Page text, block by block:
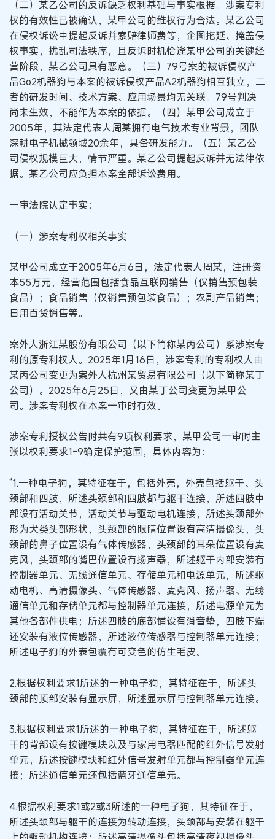
（二）某乙公司的反诉缺乏权利基础与事实根据。涉案专利
权的有效性已被确认，某甲公司的维权行为合法。某乙公司
在侵权诉讼中提起反诉并索赔律师费等，企图拖延、掩盖侵
权事实，扰乱司法秩序，且反诉时机恰逢某甲公司的关键经
营阶段，某乙公司具有恶意。（三）79号案的被诉侵权产
品Go2机器狗与本案的被诉侵权产品A2机器狗相互独立，二
者的研发时间、技术方案、应用场景均无关联。79号判决
尚未生效，不能作为本案的依据。（四）某甲公司成立于
2005年，其法定代表人周某拥有电气技术专业背景，团队
深耕电子机械领域20余年，具备研发能力。（五）某乙公
司侵权规模巨大，情节严重。某乙公司提起反诉并无法律依
据。某乙公司应负担本案全部诉讼费用。
一审法院认定事实：
（一）涉案专利权相关事实
某甲公司成立于2005年6月6日，法定代表人周某，注册资
本55万元，经营范围包括食品互联网销售（仅销售预包装
食品）；食品销售（仅销售预包装食品）；农副产品销售；
日用百货销售等。
案外人浙江某股份有限公司（以下简称某丙公司）系涉案专
利的原专利权人。2025年1月16日，涉案专利的专利权人由
某丙公司变更为案外人杭州某贸易有限公司（以下简称某丁
公司）。2025年6月25日，又由某丁公司变更为某甲公
司。涉案专利权在本案一审时有效。
涉案专利授权公告时共有9项权利要求，某甲公司一审时主
张以权利要求1-9确定保护范围，具体内容为：
“1.一种电子狗，其特征在于，包括外壳，外壳包括躯干、头
颈部和四肢，所述头颈部和四肢都与躯干连接，所述四肢中
部设有活动关节，活动关节与驱动电机连接，所述头颈部外
形为犬类头部形状，头颈部的眼睛位置设有高清摄像头，头
颈部的鼻子位置设有气体传感器，头颈部的耳朵位置设有麦
克风，头颈部的嘴巴位置设有扬声器，所述躯干内部安装有
控制器单元、无线通信单元、存储单元和电源单元，所述驱
动电机、高清摄像头、气体传感器、麦克风、扬声器、无线
通信单元和存储单元都与控制器单元连接，所述电源单元为
其他各部件供电；所述四肢的底部铺设有消音垫，四肢下端
还安装有液位传感器，所述液位传感器与控制器单元连接；
所述电子狗的外表包覆有可变色的仿生毛皮。
2.根据权利要求1所述的一种电子狗，其特征在于，所述头
颈部的顶部安装有显示屏，所述显示屏与控制器单元连接。
3.根据权利要求1所述的一种电子狗，其特征在于，所述躯
干的背部设有按键模块以及与家用电器匹配的红外信号发射
单元，所述按键模块和红外信号发射单元都与控制器单元连
接；所述通信单元还包括蓝牙通信单元。
4.根据权利要求1或2或3所述的一种电子狗，其特征在于，
所述头颈部与躯干的连接为转动连接，头颈部与安装在躯干